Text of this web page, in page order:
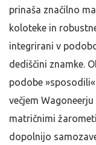
prinaša značilno
koloteke in
integrirani v
dediščini znamke.
podobe
večjem
matričnimi
dopolnijo